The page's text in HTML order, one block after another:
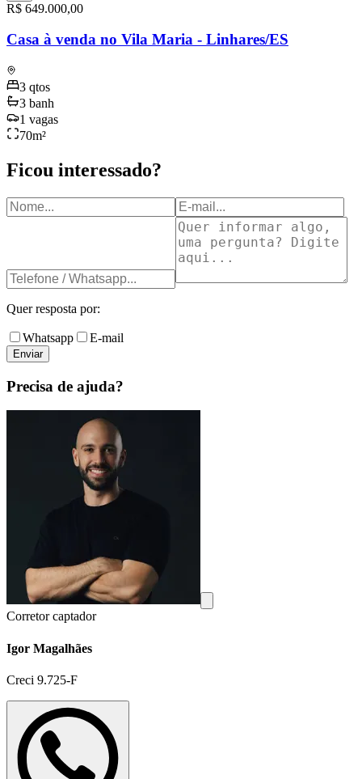
R$ 649.000,00
Casa à venda no Vila Maria - Linhares/ES
3 qtos
3 banh
1 vagas
70m²
Ficou interessado?
Quer resposta por:
Whatsapp E-mail
Enviar
Precisa de ajuda?
Corretor captador
Igor Magalhães
Creci 9.725-F